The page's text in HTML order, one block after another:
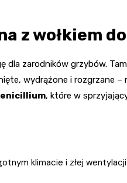
z wołkiem
dla zarodników grzybów.
wydrążone i rozgrzane
, które w
klimacie i złej